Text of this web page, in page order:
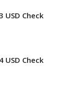
USD Check
USD Check